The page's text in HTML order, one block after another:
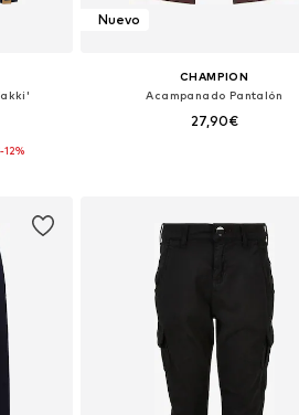
-12%
Nuevo
CHAMPION
Acampanado Pantalón
27,90€